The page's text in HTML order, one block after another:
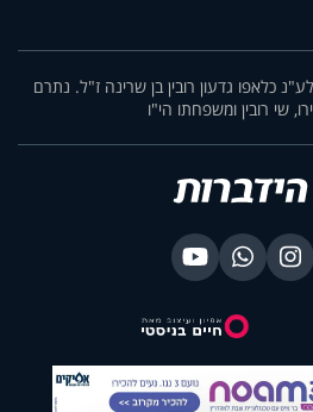
כלאפו גדעון רובין בן שרינה ז"ל. נתרם
שי רובין ומשפחתו הי"ו